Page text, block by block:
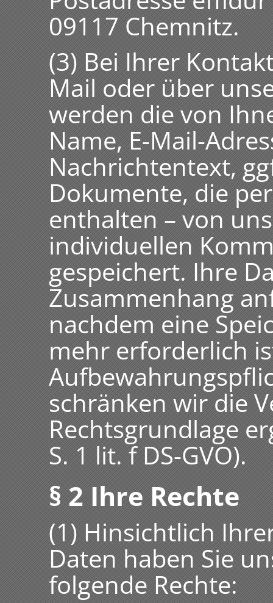
09117 Chemnitz.
(3) Bei Ihrer
Mail oder über
werden die von
Name, E-Mail-
Nachrichtentext,
Dokumente, die
enthalten – von
individuellen
gespeichert. Ihre
Zusammenhang
nachdem eine
mehr erforderlich
schränken wir die
Rechtsgrundlage
S. 1 lit. f DS-GVO).
§ 2 Ihre Rechte
(1) Hinsichtlich
Daten haben Sie
folgende Rechte: